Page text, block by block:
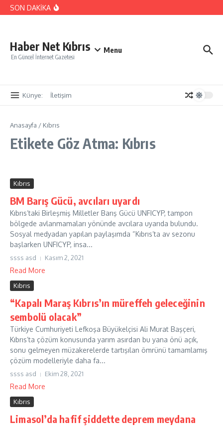
İçeriğe atla
SON DAKİKA
vurgusu
dinamiktir”
Haber Net Kıbrıs
En Güncel İnternet Gazetesi
Menu
Künye: İletişim
Anasayfa / Kıbrıs
Etikete Göz Atma: Kıbrıs
Kıbrıs
BM Barış Gücü, avcıları uyardı
Kıbrıs’taki Birleşmiş Milletler Barış Gücü UNFICYP, tampon
bölgede avlanmamaları yönünde avcılara uyarıda bulundu.
Sosyal medyadan yapılan paylaşımda “Kıbrıs’ta av sezonu
başlarken UNFICYP, insa...
ssss asd Kasım 2, 2021
Read More
Kıbrıs
“Kapalı Maraş Kıbrıs’ın müreffeh geleceğinin
sembolü olacak”
Türkiye Cumhuriyeti Lefkoşa Büyükelçisi Ali Murat Başçeri,
Kıbrıs’ta çözüm konusunda yarım asırdan bu yana önü açık,
sonu gelmeyen müzakerelerde tartışılan ömrünü tamamlamış
çözüm modelleriyle daha fa...
ssss asd Ekim 28, 2021
Read More
Kıbrıs
Limasol’da hafif şiddette deprem meydana